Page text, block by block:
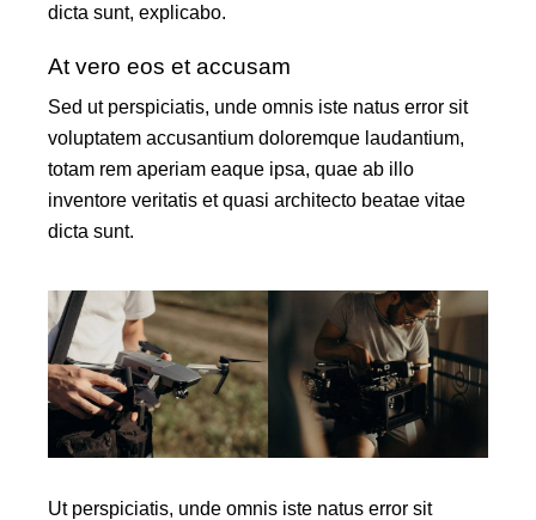
dicta sunt, explicabo.
At vero eos et accusam
Sed ut perspiciatis, unde omnis iste natus error sit
voluptatem accusantium doloremque laudantium,
totam rem aperiam eaque ipsa, quae ab illo
inventore veritatis et quasi architecto beatae vitae
dicta sunt.
Ut perspiciatis, unde omnis iste natus error sit